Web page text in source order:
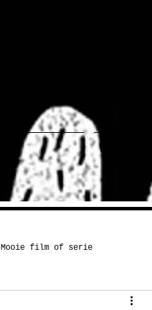
Webshop
Mooie film of serie
Onderwijs